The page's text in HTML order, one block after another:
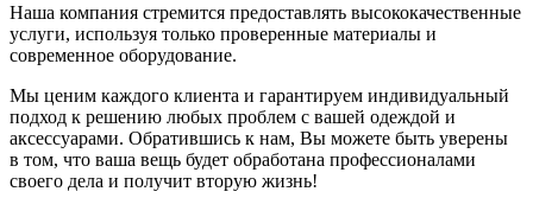
Наша компания стремится предоставлять высококачественные
услуги, используя только проверенные материалы и
современное оборудование.
Мы ценим каждого клиента и гарантируем индивидуальный
подход к решению любых проблем с вашей одеждой и
аксессуарами. Обратившись к нам, Вы можете быть уверены
в том, что ваша вещь будет обработана профессионалами
своего дела и получит вторую жизнь!